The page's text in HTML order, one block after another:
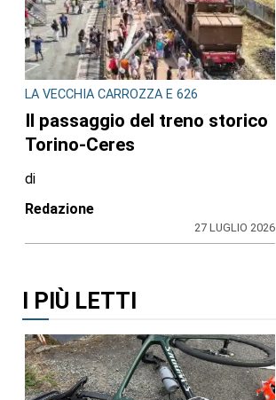
LA VECCHIA CARROZZA E 626
Il passaggio del treno storico
Torino-Ceres
di
Redazione
27 LUGLIO 2026
I PIÙ LETTI